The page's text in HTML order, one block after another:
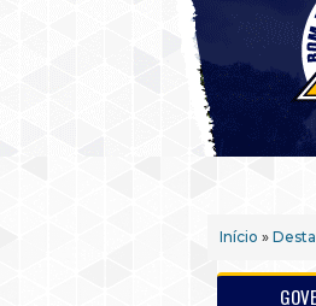
Início »